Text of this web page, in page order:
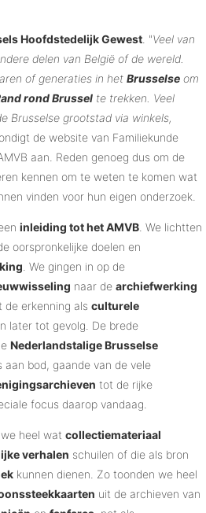
Hoofdstedelijk Gewest . "Veel van
delen van België of de wereld.
of generaties in het Brusselse om
rond Brussel te trekken. Veel
Brusselse grootstad via winkels,
de website van Familiekunde
aan. Reden genoeg dus om de
kennen om te weten te komen wat
vinden voor hun eigen onderzoek.
inleiding tot het AMVB . We lichtten
oorspronkelijke doelen en
. We gingen in op de
naar de archiefwerking
de erkenning als culturele
later tot gevolg. De brede
Nederlandstalige Brusselse
aan bod, gaande van de vele
tot de rijke
focus daarop vandaag.
heel wat collectiemateriaal
verhalen schuilen of die als bron
kunnen dienen. Zo toonden we heel
uit de archieven van